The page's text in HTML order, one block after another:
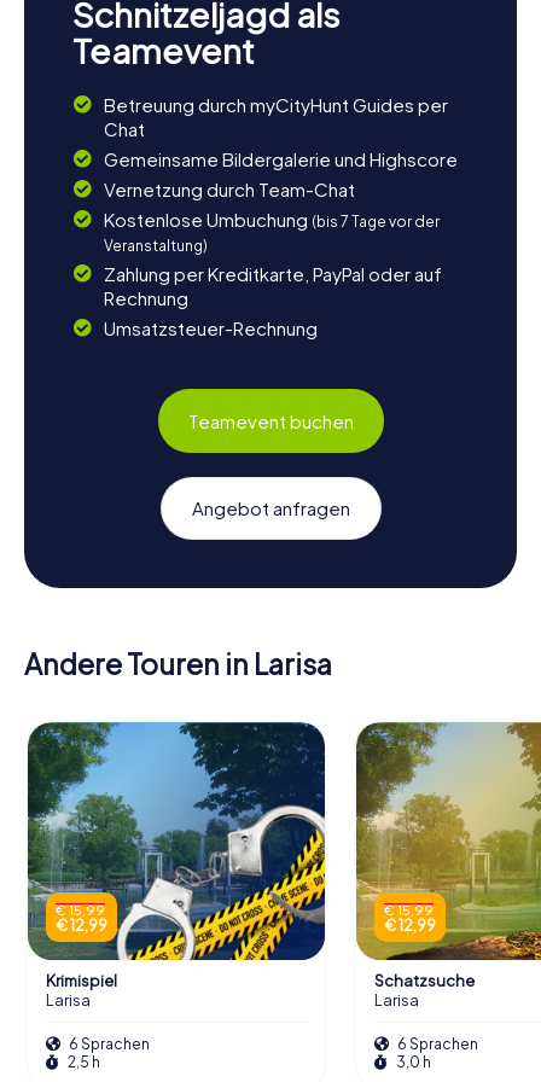
Schnitzeljagd als
Teamevent
Betreuung durch myCityHunt Guides per
Chat
Gemeinsame Bildergalerie und Highscore
Vernetzung durch Team-Chat
Kostenlose Umbuchung (bis 7 Tage vor der
Veranstaltung)
Zahlung per Kreditkarte, PayPal oder auf
Rechnung
Umsatzsteuer-Rechnung
Teamevent buchen
Angebot anfragen
Andere Touren in Larisa
€ 15,99
€ 12,99
Krimispiel
Larisa
6 Sprachen
2,5 h
€ 15,99
€ 12,99
Schatzsuche
Larisa
6 Sprachen
3,0 h